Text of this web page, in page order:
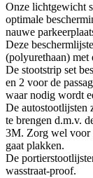
Onze lichtgewicht
optimale
nauwe
Deze
(polyurethaan) met
De stootstrip set
en 2 voor de
waar nodig wordt
De autostootlijsten
te brengen d.m.v.
3M. Zorg wel voor
gaat plakken.
De
wasstraat-proof.